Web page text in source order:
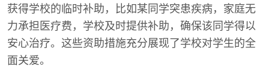
获得学校的临时补助，比如某同学突患疾病，家庭无
力承担医疗费，学校及时提供补助，确保该同学得以
安心治疗。这些资助措施充分展现了学校对学生的全
面关爱。